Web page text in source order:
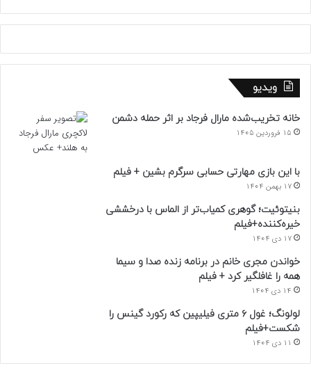
ویدیو
خانه تخریب‌شده مارال فرجاد بر اثر حمله دشمن
15 فروردین 1405
با این بازی مهارتی حسابی سرگرم بشین + فیلم
17 بهمن 1404
بنیتوئیت؛ گوهری کمیاب‌تر از الماس با درخششی
خیره‌کننده+فیلم
17 دی 1404
خواندن مجری خانم در برنامه زنده صدا و سیما
همه را غافلگیر کرد + فیلم
14 دی 1404
لولونگ؛ غول ۶ متری فیلیپین که رکورد گینس را
شکست+فیلم
11 دی 1404